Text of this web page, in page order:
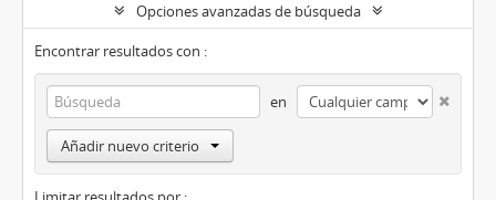
Opciones avanzadas de búsqueda
Encontrar resultados con :
en
Añadir nuevo criterio